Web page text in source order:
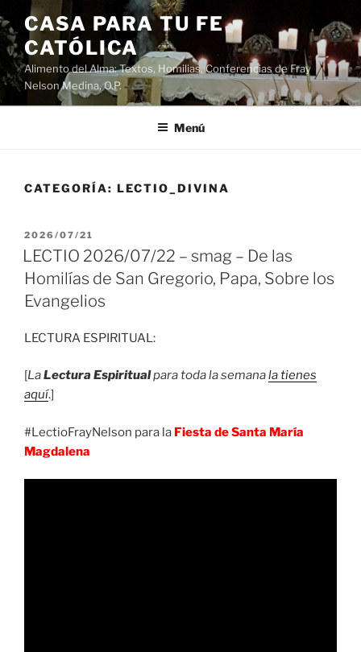
Saltar
al
contenido
CASA PARA TU FE
CATÓLICA
Alimento del Alma: Textos, Homilias, Conferencias de Fray
Nelson Medina, O.P.
Menú
CATEGORÍA: LECTIO_DIVINA
PUBLICADO
EL
2026/07/21
LECTIO 2026/07/22 – smag – De las
Homilías de San Gregorio, Papa, Sobre los
Evangelios
LECTURA ESPIRITUAL:
[LaLectura Espiritualpara toda la semanala tienes
aquí.]
#LectioFrayNelson para la Fiesta de Santa María
Magdalena